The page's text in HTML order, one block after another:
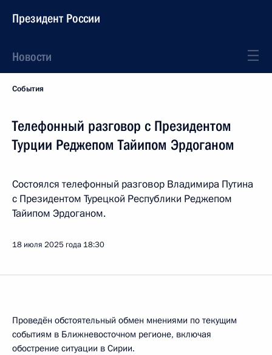
Президент России
Новости
События
Телефонный разговор с Президентом
Турции Реджепом Тайипом Эрдоганом
Состоялся телефонный разговор Владимира Путина
с Президентом Турецкой Республики Реджепом
Тайипом Эрдоганом.
18 июля 2025 года 18:30
Проведён обстоятельный обмен мнениями по текущим
событиям в Ближневосточном регионе, включая
обострение ситуации в Сирии.